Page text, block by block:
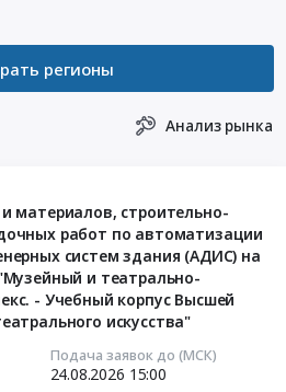
Анализ рынка
материалов, строительно-
работ по автоматизации
систем здания (АДИС) на
и театрально-
- Учебный корпус Высшей
искусства"
Подача заявок до (МСК)
24.08.2026 15:00